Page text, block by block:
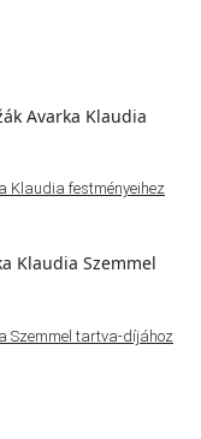
Klaudia festményeihez
Szemmel tartva-díjához